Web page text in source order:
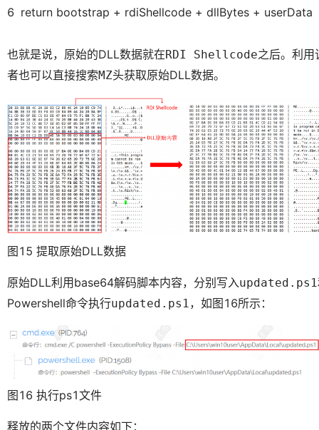
6 return bootstrap + rdiShellcode + dllBytes + userData
也就是说，原始的DLL数据就在RDI Shellcode之后。利
者也可以直接搜索MZ头获取原始DLL数据。
图15 提取原始DLL数据
原始DLL利用base64解码脚本内容，分别写入updated.ps1
Powershell命令执行updated.ps1 ，如图16所示：
图16 执行ps1文件
释放的两个文件内容如下：